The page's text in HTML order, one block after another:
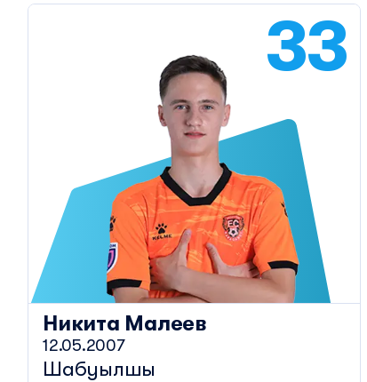
33
Никита Малеев
12.05.2007
Шабуылшы